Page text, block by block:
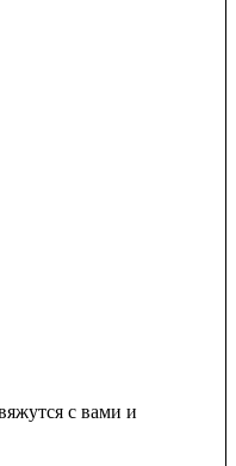
с вами и